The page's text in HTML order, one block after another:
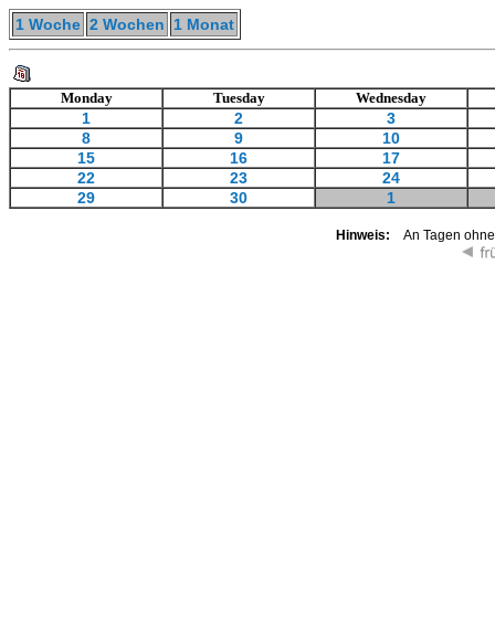
1 Woche 2 Wochen 1 Monat
Monday Tuesday Wednesday
1 2
3
8
9
10
15
16
17
22
23
24
29
30 1
Hinweis: An Tagen